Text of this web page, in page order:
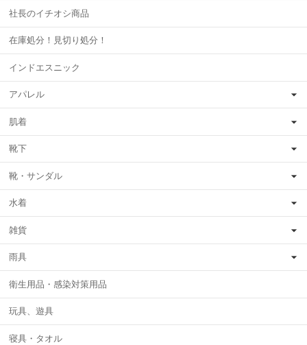
社長のイチオシ商品
在庫処分！見切り処分！
インドエスニック
アパレル
肌着
靴下
靴・サンダル
水着
雑貨
雨具
衛生用品・感染対策用品
玩具、遊具
寝具・タオル